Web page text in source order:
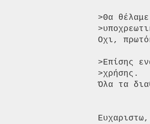
>Θα
Οχι,
>Επίσης
>χρήσης.
Όλα τα
Ευχαριστω,